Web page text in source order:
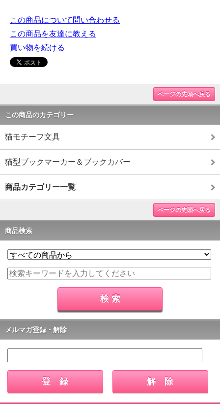
この商品について問い合わせる
この商品を友達に教える
買い物を続ける
ページの先頭へ戻る
この商品のカテゴリー
猫モチーフ文具
猫型ブックマーカー＆ブックカバー
商品カテゴリー一覧
ページの先頭へ戻る
商品検索
メルマガ登録・解除